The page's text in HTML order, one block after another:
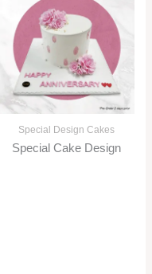
Special Design Cakes
Special Cake Design